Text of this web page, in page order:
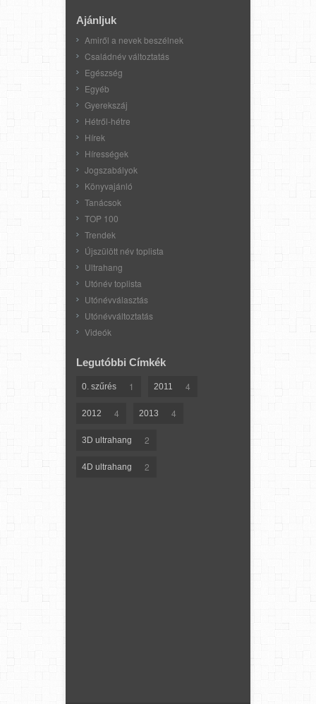
Ajánljuk
Amiről a nevek beszélnek
Családnév változtatás
Egészség
Egyéb
Gyerekszáj
Hétről-hétre
Hírek
Hírességek
Jogszabályok
Könyvajánló
Tanácsok
TOP 100
Trendek
Újszülött név toplista
Ultrahang
Utónév toplista
Utónévválasztás
Utónévváltoztatás
Videók
Legutóbbi Címkék
0. szűrés 1 2011 4
2012 4 2013 4
3D ultrahang 2
4D ultrahang 2